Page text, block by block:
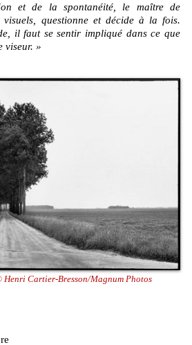
et de la spontanéité, le maître de
visuels, questionne et décide à la fois.
il faut se sentir impliqué dans ce que
viseur. »
Cartier-Bresson/Magnum Photos